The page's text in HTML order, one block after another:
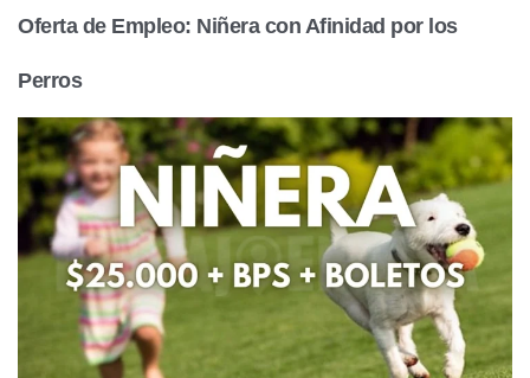
Oferta de Empleo: Niñera con Afinidad por los
Perros